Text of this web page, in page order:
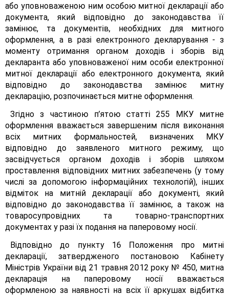
або уповноваженою ним особою митної декларації або
документа, який відповідно до законодавства її
замінює, та документів, необхідних для митного
оформлення, а в разі електронного декларування - з
моменту отримання органом доходів і зборів від
декларанта або уповноваженої ним особи електронної
митної декларації або електронного документа, який
відповідно до законодавства замінює митну
декларацію, розпочинається митне оформлення.
Згідно з частиною п’ятою статті 255 МКУ митне
оформлення вважається завершеним після виконання
всіх митних формальностей, визначених МКУ
відповідно до заявленого митного режиму, що
засвідчується органом доходів і зборів шляхом
проставлення відповідних митних забезпечень (у тому
числі за допомогою інформаційних технологій), інших
відміток на митній декларації або документі, який
відповідно до законодавства її замінює, а також на
товаросупровідних та товарно-транспортних
документах у разі їх подання на паперовому носії.
Відповідно до пункту 16 Положення про митні
декларації, затвердженого постановою Кабінету
Міністрів України від 21 травня 2012 року № 450, митна
декларація на паперовому носії вважається
оформленою за наявності на всіх її аркушах відбитка